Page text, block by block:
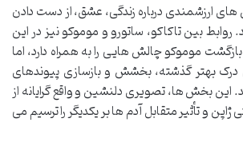
های ارزشمندی درباره زندگی، عشق، از دست دادن
روابط بین تاکاکو، ساتورو و موموکو نیز در این
موموکو چالش هایی را به همراه دارد، اما
بهتر گذشته، بخشش و بازسازی پیوندهای
این بخش ها، تصویری دلنشین و واقع گرایانه از
و تأثیر متقابل آدم ها بر یکدیگر را ترسیم می